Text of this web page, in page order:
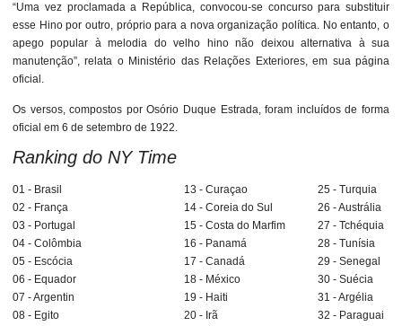
“Uma vez proclamada a República, convocou-se concurso para substituir
esse Hino por outro, próprio para a nova organização política. No entanto, o
apego popular à melodia do velho hino não deixou alternativa à sua
manutenção”, relata o Ministério das Relações Exteriores, em sua página
oficial.
Os versos, compostos por Osório Duque Estrada, foram incluídos de forma
oficial em 6 de setembro de 1922.
Ranking do NY Time
01 - Brasil
02 - França
03 - Portugal
04 - Colômbia
05 - Escócia
06 - Equador
07 - Argentin
08 - Egito
13 - Curaçao
14 - Coreia do Sul
15 - Costa do Marfim
16 - Panamá
17 - Canadá
18 - México
19 - Haiti
20 - Irã
25 - Turquia
26 - Austrália
27 - Tchéquia
28 - Tunísia
29 - Senegal
30 - Suécia
31 - Argélia
32 - Paraguai